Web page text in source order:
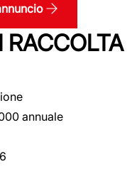
RACCOLTA
annuale